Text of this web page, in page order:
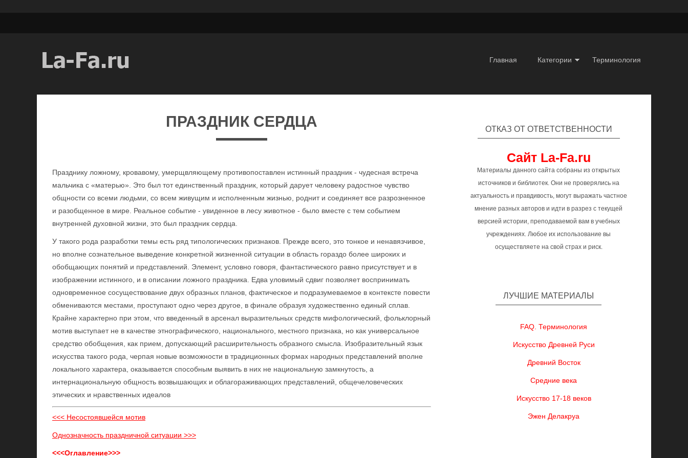
Главная Категории Терминология
ПРАЗДНИК СЕРДЦА
Празднику ложному, кровавому, умерщвляющему противопоставлен истинный праздник - чудесная встреча
мальчика с «матерью». Это был тот единственный праздник, который дарует человеку радостное чувство
общности со всеми людьми, со всем живущим и исполненным жизнью, роднит и соединяет все разрозненное
и разобщенное в мире. Реальное событие - увиденное в лесу животное - было вместе с тем событием
внутренней духовной жизни, это был праздник сердца.
У такого рода разработки темы есть ряд типологических признаков. Прежде всего, это тонкое и ненавязчивое,
но вполне сознательное выведение конкретной жизненной ситуации в область гораздо более широких и
обобщающих понятий и представлений. Элемент, условно говоря, фантастического равно присутствует и в
изображении истинного, и в описании ложного праздника. Едва уловимый сдвиг позволяет воспринимать
одновременное сосуществование двух образных планов, фактическое и подразумеваемое в контексте повести
обмениваются местами, проступают одно через другое, в финале образуя художественно единый сплав.
Крайне характерно при этом, что введенный в арсенал выразительных средств мифологический, фольклорный
мотив выступает не в качестве этнографического, национального, местного признака, но как универсальное
средство обобщения, как прием, допускающий расширительность образного смысла. Изобразительный язык
искусства такого рода, черпая новые возможности в традиционных формах народных представлений вполне
локального характера, оказывается способным выявить в них не национальную замкнутость, а
интернациональную общность возвышающих и облагораживающих представлений, общечеловеческих
этических и нравственных идеалов
<<< Несостоявшейся мотив
Однозначность праздничной ситуации >>>
<<<Оглавление>>>
ОТКАЗ ОТ ОТВЕТСТВЕННОСТИ
Сайт La-Fa.ru
Материалы данного сайта собраны из открытых
источников и библиотек. Они не проверялись на
актуальность и правдивость, могут выражать частное
мнение разных авторов и идти в разрез с текущей
версией истории, преподаваемой вам в учебных
учреждениях. Любое их использование вы
осуществляете на свой страх и риск.
ЛУЧШИЕ МАТЕРИАЛЫ
FAQ. Терминология
Искусство Древней Руси
Древний Восток
Средние века
Искусство 17-18 веков
Эжен Делакруа